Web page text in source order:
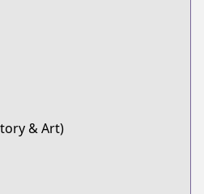
& Art)